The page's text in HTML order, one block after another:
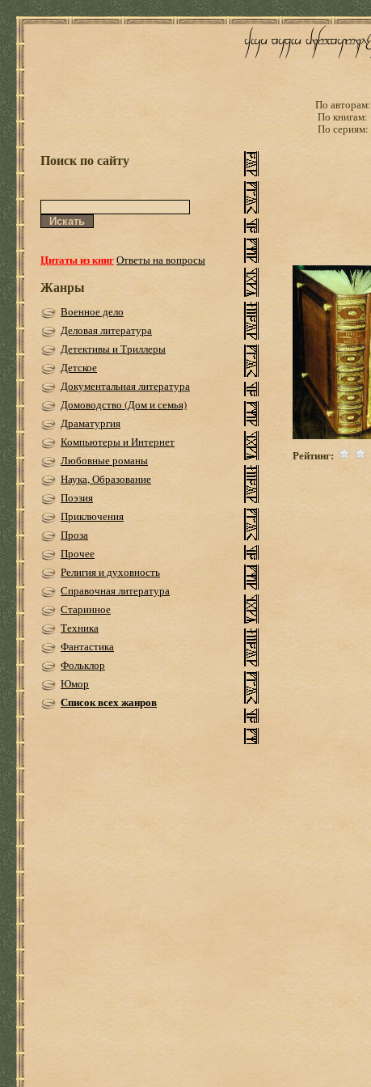
По авторам:
По книгам:
По сериям:
Поиск по сайту
Цитаты из книгОтветы на вопросы
Жанры
Военное дело
Деловая литература
Детективы и Триллеры
Детское
Документальная литература
Домоводство (Дом и семья)
Драматургия
Компьютеры и Интернет
Любовные романы
Наука, Образование
Поэзия
Приключения
Проза
Прочее
Религия и духовность
Справочная литература
Старинное
Техника
Фантастика
Фольклор
Юмор
Список всех жанров
Рейтинг: